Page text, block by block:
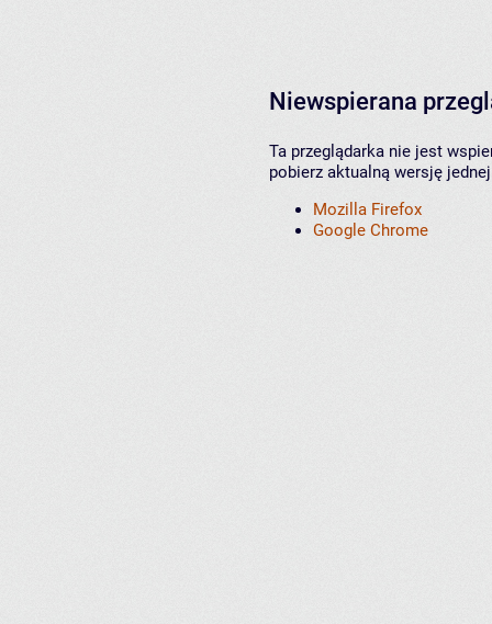
Niewspierana
Ta przeglądarka nie jest
pobierz aktualną wersję
Mozilla Firefox
Google Chrome